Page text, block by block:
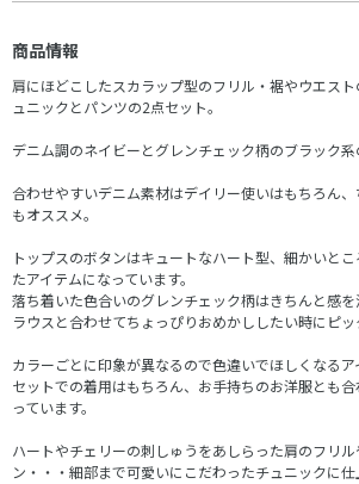
商品情報
肩にほどこしたスカラップ型のフリル・裾やウエス
ュニックとパンツの2点セット。
デニム調のネイビーとグレンチェック柄のブラック系
合わせやすいデニム素材はデイリー使いはもちろん
もオススメ。
トップスのボタンはキュートなハート型、細かいと
たアイテムになっています。
落ち着いた色合いのグレンチェック柄はきちんと感
ラウスと合わせてちょっぴりおめかししたい時にピ
カラーごとに印象が異なるので色違いでほしくなるア
セットでの着用はもちろん、お手持ちのお洋服とも
っています。
ハートやチェリーの刺しゅうをあしらった肩のフリ
ン・・・細部まで可愛いにこだわったチュニックに仕